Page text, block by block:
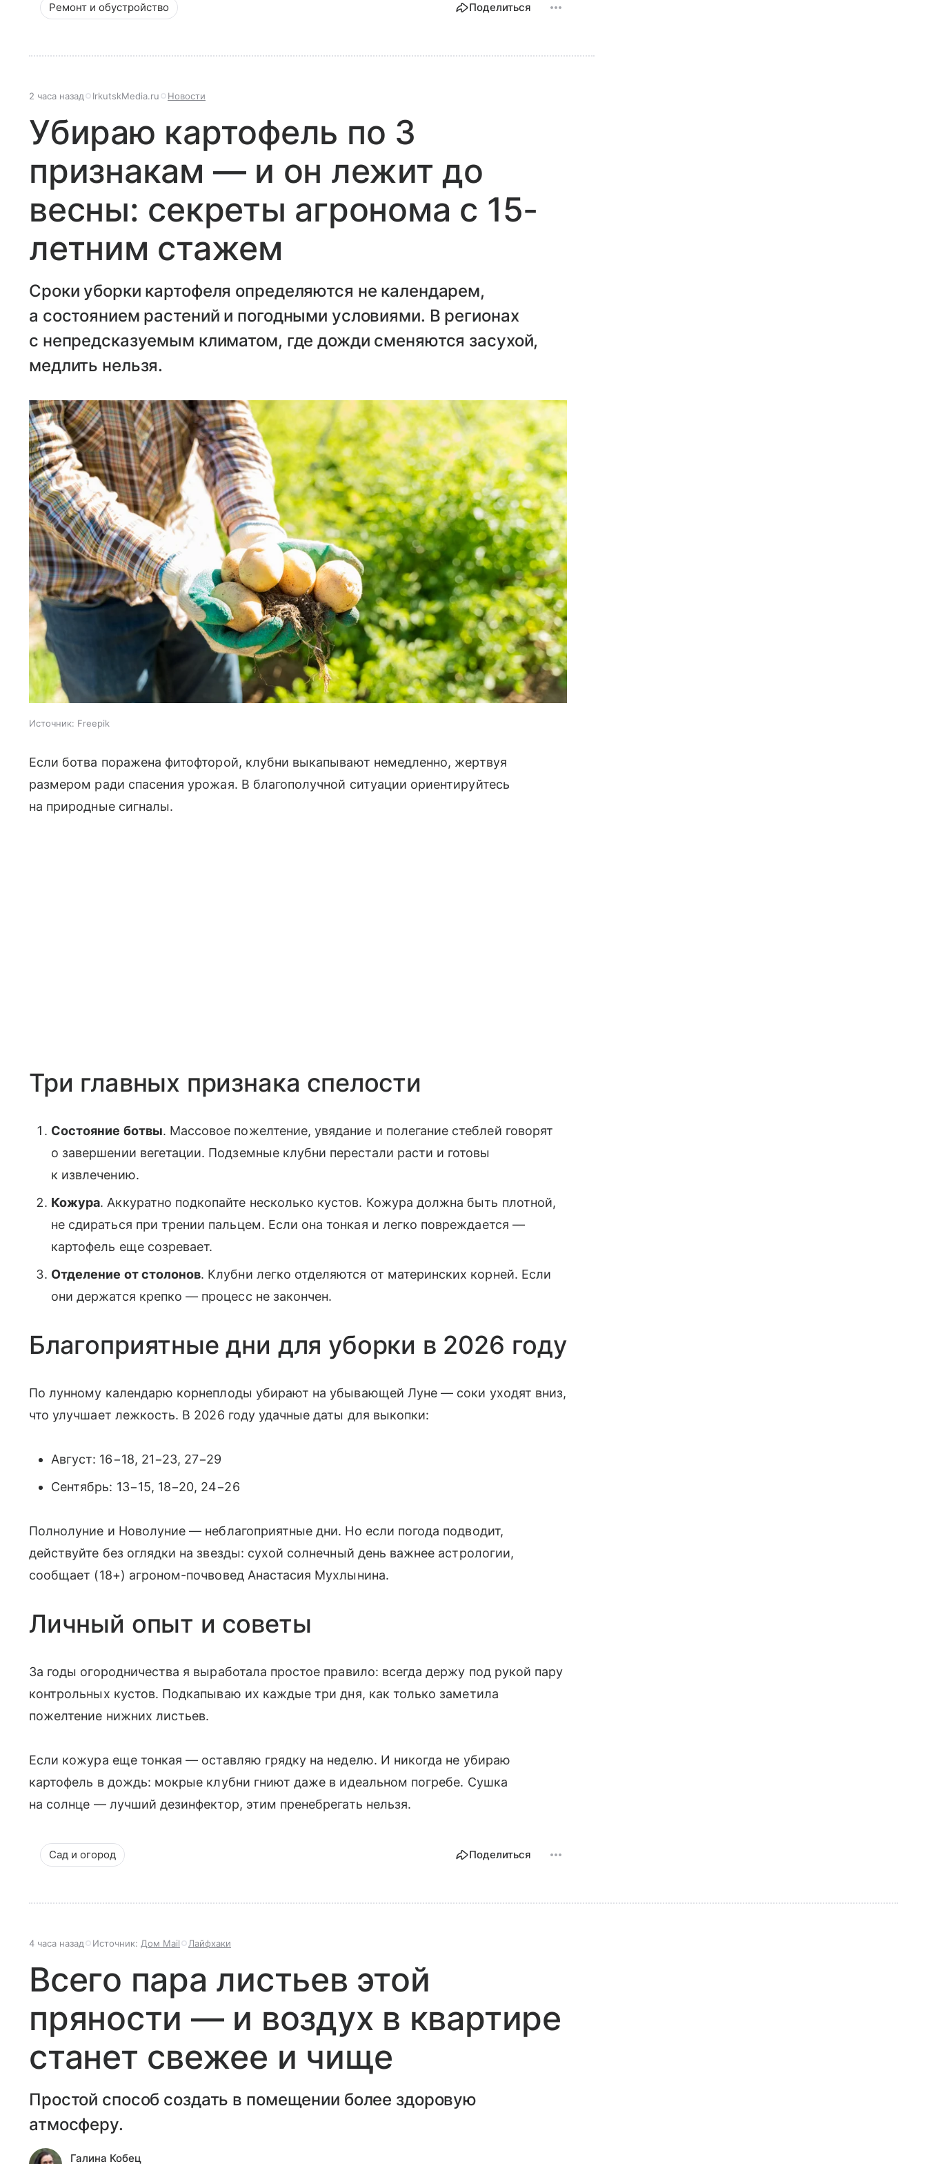
Ремонт и обустройство Поделиться
2 часа назад IrkutskMedia.ru Новости
Убираю картофель по 3
признакам — и он лежит до
весны: секреты агронома с 15-
летним стажем
Сроки уборки картофеля определяются не календарем,
а состоянием растений и погодными условиями. В регионах
с непредсказуемым климатом, где дожди сменяются засухой,
медлить нельзя.
Источник: Freepik
Если ботва поражена фитофторой, клубни выкапывают немедленно, жертвуя
размером ради спасения урожая. В благополучной ситуации ориентируйтесь
на природные сигналы.
Три главных признака спелости
Состояние ботвы. Массовое пожелтение, увядание и полегание стеблей говорят
о завершении вегетации. Подземные клубни перестали расти и готовы
к извлечению.
Кожура. Аккуратно подкопайте несколько кустов. Кожура должна быть плотной,
не сдираться при трении пальцем. Если она тонкая и легко повреждается —
картофель еще созревает.
Отделение от столонов. Клубни легко отделяются от материнских корней. Если
они держатся крепко — процесс не закончен.
Благоприятные дни для уборки в 2026 году
По лунному календарю корнеплоды убирают на убывающей Луне — соки уходят вниз,
что улучшает лежкость. В 2026 году удачные даты для выкопки:
Август: 16−18, 21−23, 27−29
Сентябрь: 13−15, 18−20, 24−26
Полнолуние и Новолуние — неблагоприятные дни. Но если погода подводит,
действуйте без оглядки на звезды: сухой солнечный день важнее астрологии,
сообщает (18+) агроном-почвовед Анастасия Мухлынина.
Личный опыт и советы
За годы огородничества я выработала простое правило: всегда держу под рукой пару
контрольных кустов. Подкапываю их каждые три дня, как только заметила
пожелтение нижних листьев.
Если кожура еще тонкая — оставляю грядку на неделю. И никогда не убираю
картофель в дождь: мокрые клубни гниют даже в идеальном погребе. Сушка
на солнце — лучший дезинфектор, этим пренебрегать нельзя.
Сад и огород Поделиться
4 часа назад Источник: Дом Mail Лайфхаки
Всего пара листьев этой
пряности — и воздух в квартире
станет свежее и чище
Простой способ создать в помещении более здоровую
атмосферу.
Галина Кобец